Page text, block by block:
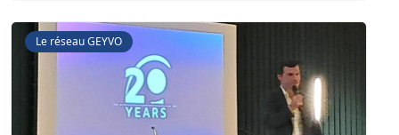
Le réseau GEYVO